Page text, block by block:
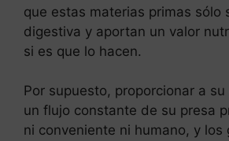
que estas materias primas sólo
digestiva y aportan un valor
si es que lo hacen.
Por supuesto, proporcionar a
un flujo constante de su presa
ni conveniente ni humano, y los